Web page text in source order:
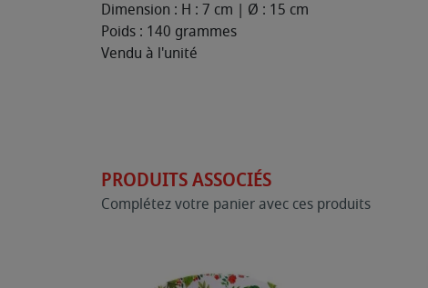
Dimension : H : 7 cm | Ø : 15 cm
Poids : 140 grammes
Vendu à l'unité
PRODUITS ASSOCIÉS
Complétez votre panier avec ces produits